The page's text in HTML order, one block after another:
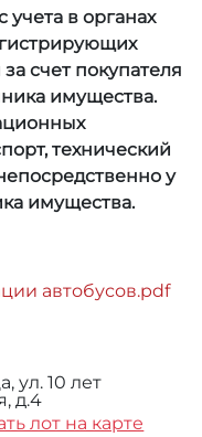
в органах
счет покупателя
имущества.
технический
у
имущества.
автобусов.pdf
ул. 10 лет
д.4
лот на карте